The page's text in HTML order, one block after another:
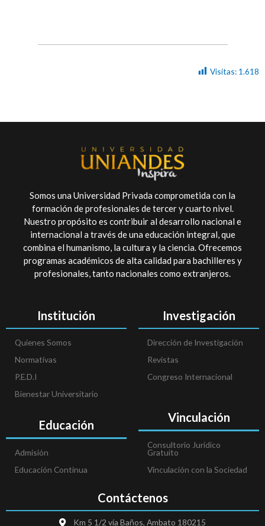
Visitas: 1.618
Somos una Universidad Privada comprometida con la
formación de profesionales de tercer y cuarto nivel.
Nuestro propósito es contribuir al desarrollo nacional e
internacional a través de una educación integral, que
combina el humanismo, la cultura y la ciencia. Ofrecemos
programas académicos de alta calidad para bachilleres y
profesionales, tanto nacionales como extranjeros.
Institución
Quienes Somos
Normativas
P.E.D.I
Bienestar Universitario
Educación
Admisión
Educación Continua
Investigación
Dirección de Investigación
Revistas
Congreso Internacional
Vinculación
Consultorio Jurídico
Gratuito
Vinculación con la Sociedad
Contáctenos
Km 5 1/2 vía Baños, Ambato 180215